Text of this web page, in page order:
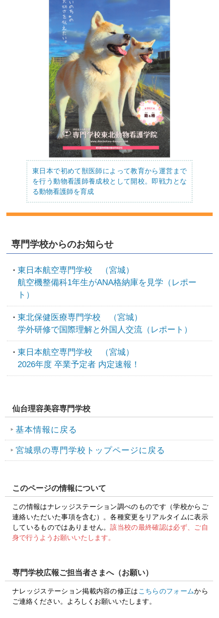
東日本で初めて獣医師によって教育から運営まで
を行う動物看護師養成校として開校。即戦力とな
る動物看護師を育成
専門学校からのお知らせ
東日本航空専門学校 （宮城）
航空機整備科1年生がANA格納庫を見学（レポー
ト）
東北保健医療専門学校 （宮城）
学外研修で国際理解と外国人交流（レポート）
東日本航空専門学校 （宮城）
2026年度 卒業予定者 内定速報！
仙台理容美容専門学校
基本情報に戻る
宮城県の専門学校トップページに戻る
このページの情報について
この情報はナレッジステーション調べのものです（学校からご
連絡いただいた事項を含む）。各種変更をリアルタイムに表示
しているものではありません。該当校の最終確認は必ず、ご自
身で行うようお願いいたします。
専門学校広報ご担当者さまへ（お願い）
ナレッジステーション掲載内容の修正は こちらのフォームから
ご連絡ください。よろしくお願いいたします。